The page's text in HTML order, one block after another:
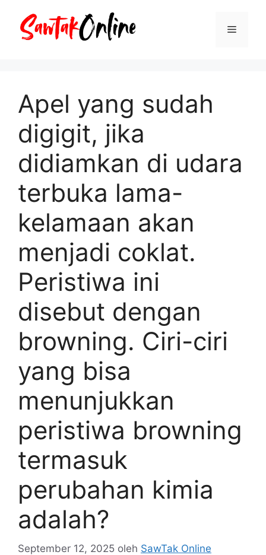
Menu
Apel yang sudah
digigit, jika
didiamkan di udara
terbuka lama-
kelamaan akan
menjadi coklat.
Peristiwa ini
disebut dengan
browning. Ciri-ciri
yang bisa
menunjukkan
peristiwa browning
termasuk
perubahan kimia
adalah?
September 12, 2025 oleh SawTak Online